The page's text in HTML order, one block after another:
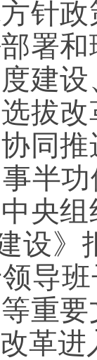
针
署
建
拔
同
半
央
设
导
重
革进